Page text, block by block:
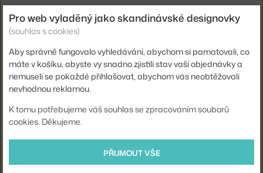
Výška:
83 cm
Výška sedáku:
43 cm
Hloubka:
60 cm
Výška područek: 25 cm
Šířka:
62,5 cm
Područky:
s područkami
polypropylen, ocel
Pro web vyladěný jako skandinávské designovky
(souhlas s cookies)
Aby správně fungovalo vyhledávání, abychom si pamatovali, co
máte v košíku, abyste vy snadno zjistili stav vaší objednávky a
nemuseli se pokaždé přihlašovat, abychom vás neobtěžovali
nevhodnou reklamou.
K tomu potřebujeme váš souhlas se zpracováním souborů
cookies. Děkujeme.
PŘIJMOUT VŠE